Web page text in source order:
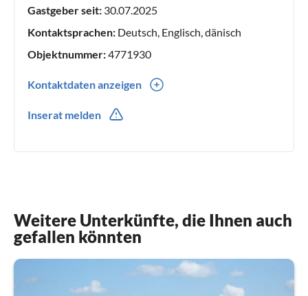
Gastgeber seit: 30.07.2025
Kontaktsprachen: Deutsch, Englisch, dänisch
Objektnummer:4771930
Kontaktdaten anzeigen
Inserat melden
Weitere Unterkünfte, die Ihnen auch
gefallen könnten